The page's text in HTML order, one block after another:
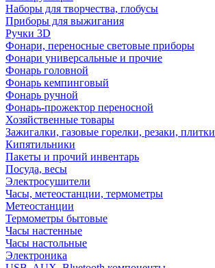
Наборы для творчества, глобусы
Приборы для выжигания
Ручки 3D
Фонари, переносные световые приборы
Фонари универсальные и прочие
Фонарь головной
Фонарь кемпинговый
Фонарь ручной
Фонарь-прожектор переносной
Хозяйственные товары
Зажигалки, газовые горелки, резаки, плитки
Кипятильники
Пакеты и прочий инвентарь
Посуда, весы
Электросушители
Часы, метеостанции, термометры
Метеостанции
Термометры бытовые
Часы настенные
Часы настольные
Электроника